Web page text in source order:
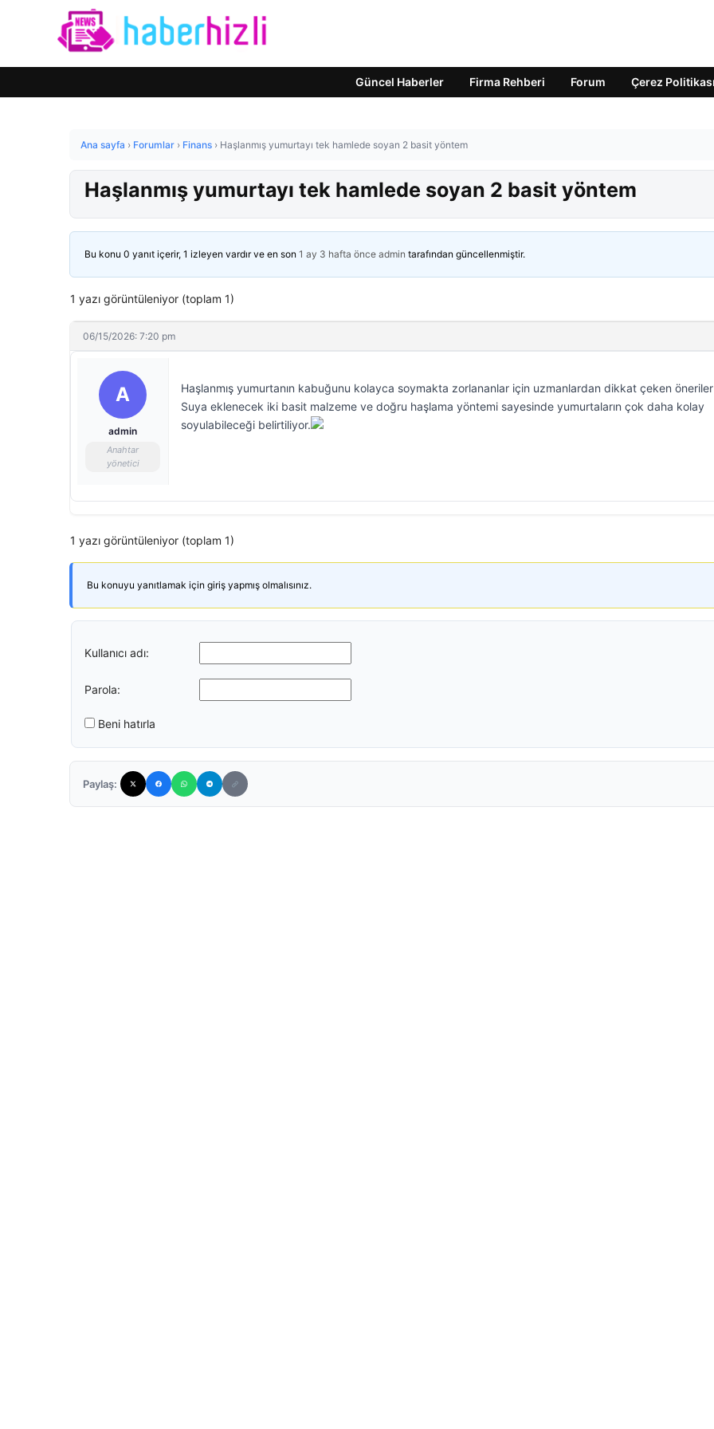
Güncel Haberler Firma Rehberi Forum Çerez Politikası
Ana sayfa › Forumlar › Finans › Haşlanmış yumurtayı tek hamlede soyan 2 basit yöntem
Haşlanmış yumurtayı tek hamlede soyan 2 basit yöntem
Bu konu 0 yanıt içerir, 1 izleyen vardır ve en son 1 ay 3 hafta önce admin tarafından güncellenmiştir.
1 yazı görüntüleniyor (toplam 1)
06/15/2026: 7:20 pm
A
admin
Anahtar
yönetici
Haşlanmış yumurtanın kabuğunu kolayca soymakta zorlananlar için uzmanlardan dikkat çeken
Suya eklenecek iki basit malzeme ve doğru haşlama yöntemi sayesinde yumurtaların çok daha kolay
soyulabileceği belirtiliyor.
1 yazı görüntüleniyor (toplam 1)
Bu konuyu yanıtlamak için giriş yapmış olmalısınız.
Kullanıcı adı:
Parola:
Beni hatırla
Paylaş: